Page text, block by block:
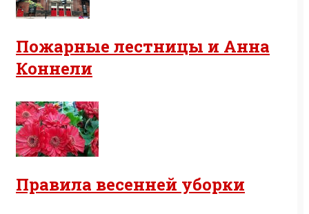
Пожарные лестницы и Анна
Коннели
Правила весенней уборки